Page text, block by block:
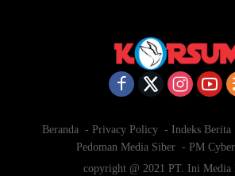
Beranda Privacy Policy Indeks Berita
Pedoman Media Siber
PM Cyber
copyright @ 2021 PT. Ini Media